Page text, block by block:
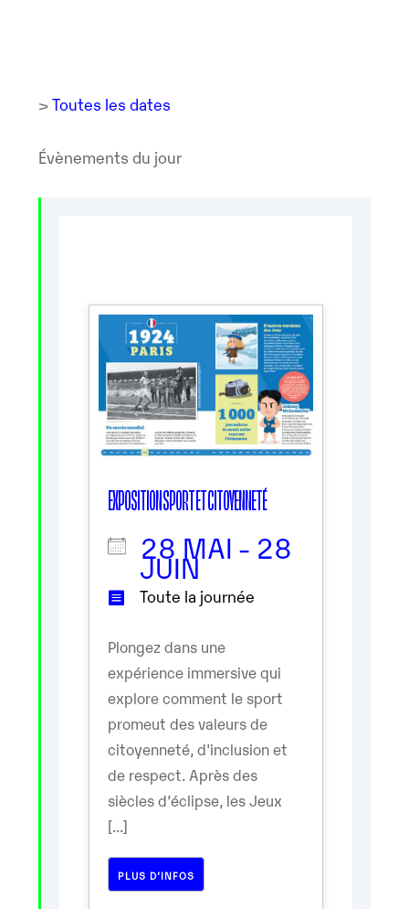
> Toutes les dates
Évènements du jour
EXPOSITION SPORT ET CITOYENNETÉ
28 MAI - 28
JUIN
Toute la journée
Plongez dans une
expérience immersive qui
explore comment le sport
promeut des valeurs de
citoyenneté, d'inclusion et
de respect. Après des
siècles d’éclipse, les Jeux
[...]
PLUS D’INFOS